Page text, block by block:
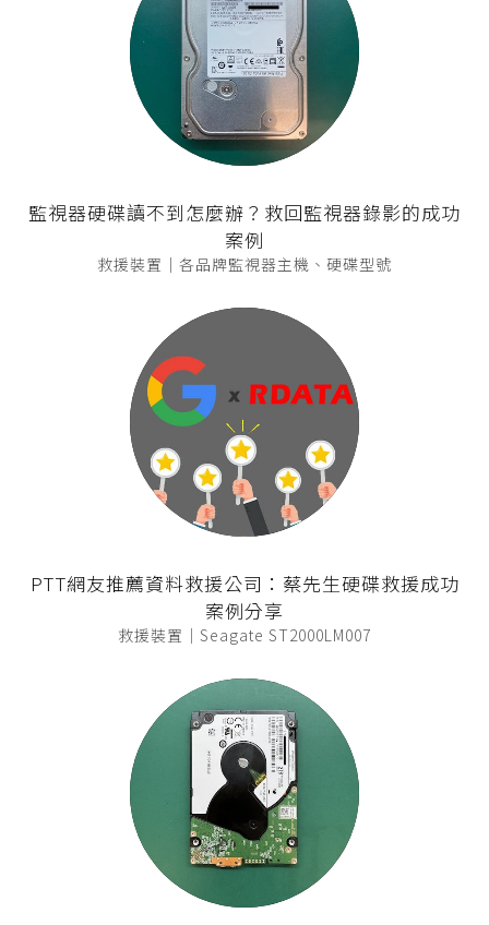
監視器硬碟讀不到怎麼辦？救回監視器錄影的成功
案例
救援裝置｜各品牌監視器主機、硬碟型號
PTT網友推薦資料救援公司：蔡先生硬碟救援成功
案例分享
救援裝置｜Seagate ST2000LM007